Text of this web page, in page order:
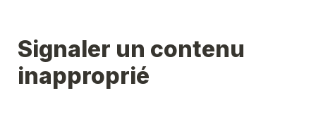
Signaler un contenu
inapproprié